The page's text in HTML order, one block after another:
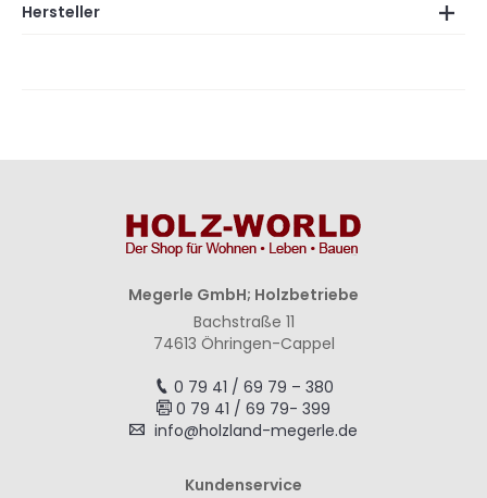
Hersteller
Megerle GmbH; Holzbetriebe
Bachstraße 11
74613 Öhringen-Cappel
0 79 41 / 69 79 – 380
0 79 41 / 69 79- 399
info@holzland-megerle.de
Kundenservice